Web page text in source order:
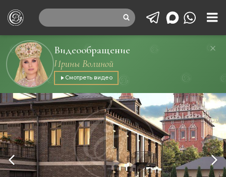
Видеообращение
Ирины Волиной
Смотреть видео